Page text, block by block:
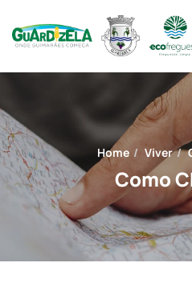
content
Home Viver
Como